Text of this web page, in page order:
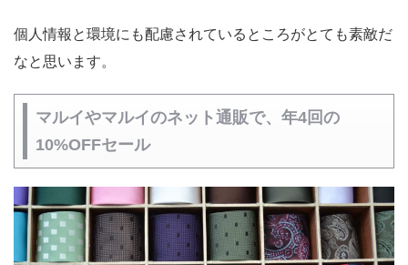
個人情報と環境にも配慮されているところがとても素敵だ
なと思います。
マルイやマルイのネット通販で、年4回の
10%OFFセール